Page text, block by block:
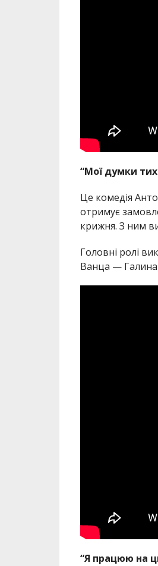
“Мої думки
Це комедія
отримує
крижня. З ним
Головні ролі
Ванца —
“Я працюю на